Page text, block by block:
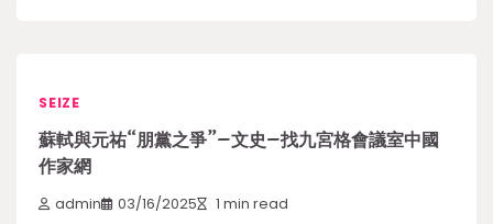
SEIZE
蘇軾與元祐“朋黨之爭”–文史–找九宮格會議室中國
作家網
admin 03/16/2025 1 min read